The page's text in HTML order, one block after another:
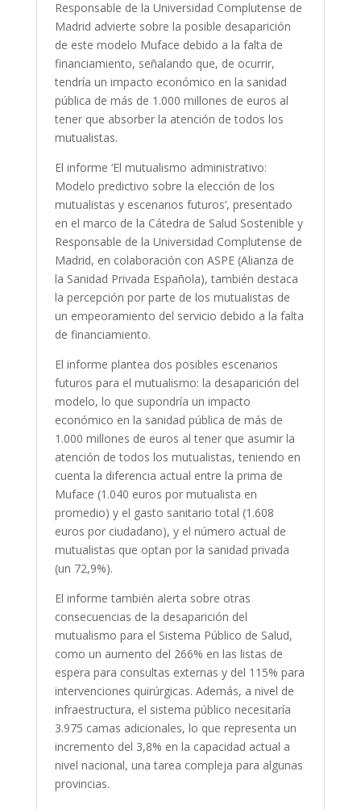
Responsable de la Universidad Complutense de
Madrid advierte sobre la posible desaparición
de este modelo Muface debido a la falta de
financiamiento, señalando que, de ocurrir,
tendría un impacto económico en la sanidad
pública de más de 1.000 millones de euros al
tener que absorber la atención de todos los
mutualistas.
El informe ‘El mutualismo administrativo:
Modelo predictivo sobre la elección de los
mutualistas y escenarios futuros’, presentado
en el marco de la Cátedra de Salud Sostenible y
Responsable de la Universidad Complutense de
Madrid, en colaboración con ASPE (Alianza de
la Sanidad Privada Española), también destaca
la percepción por parte de los mutualistas de
un empeoramiento del servicio debido a la falta
de financiamiento.
El informe plantea dos posibles escenarios
futuros para el mutualismo: la desaparición del
modelo, lo que supondría un impacto
económico en la sanidad pública de más de
1.000 millones de euros al tener que asumir la
atención de todos los mutualistas, teniendo en
cuenta la diferencia actual entre la prima de
Muface (1.040 euros por mutualista en
promedio) y el gasto sanitario total (1.608
euros por ciudadano), y el número actual de
mutualistas que optan por la sanidad privada
(un 72,9%).
El informe también alerta sobre otras
consecuencias de la desaparición del
mutualismo para el Sistema Público de Salud,
como un aumento del 266% en las listas de
espera para consultas externas y del 115% para
intervenciones quirúrgicas. Además, a nivel de
infraestructura, el sistema público necesitaría
3.975 camas adicionales, lo que representa un
incremento del 3,8% en la capacidad actual a
nivel nacional, una tarea compleja para algunas
provincias.